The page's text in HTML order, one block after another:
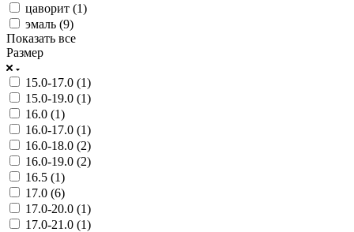
цаворит (1)
эмаль (9)
Показать все
Размер
15.0-17.0 (1)
15.0-19.0 (1)
16.0 (1)
16.0-17.0 (1)
16.0-18.0 (2)
16.0-19.0 (2)
16.5 (1)
17.0 (6)
17.0-20.0 (1)
17.0-21.0 (1)